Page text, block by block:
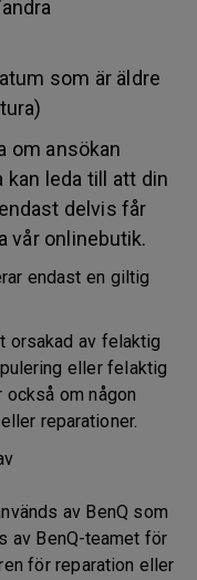
som är äldre
om ansökan
kan leda till att din
delvis får
vår onlinebutik.
endast en giltig
orsakad av felaktig
eller felaktig
om någon
reparationer.
av BenQ som
av BenQ-teamet för
för reparation eller